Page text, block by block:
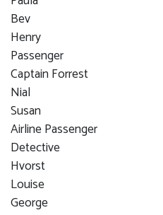
Bev
Henry
Passenger
Captain Forrest
Nial
Susan
Airline Passenger
Detective
Hvorst
Louise
George